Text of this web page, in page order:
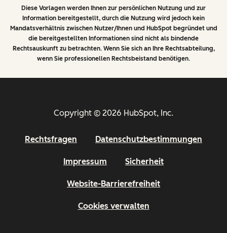
Diese Vorlagen werden Ihnen zur persönlichen Nutzung und zur
Information bereitgestellt, durch die Nutzung wird jedoch kein
Mandatsverhältnis zwischen Nutzer/Ihnen und HubSpot begründet und
die bereitgestellten Informationen sind nicht als bindende
Rechtsauskunft zu betrachten. Wenn Sie sich an Ihre Rechtsabteilung,
wenn Sie professionellen Rechtsbeistand benötigen.
Copyright © 2026 HubSpot, Inc.
Rechtsfragen Datenschutzbestimmungen
Impressum Sicherheit
Website-Barrierefreiheit
Cookies verwalten